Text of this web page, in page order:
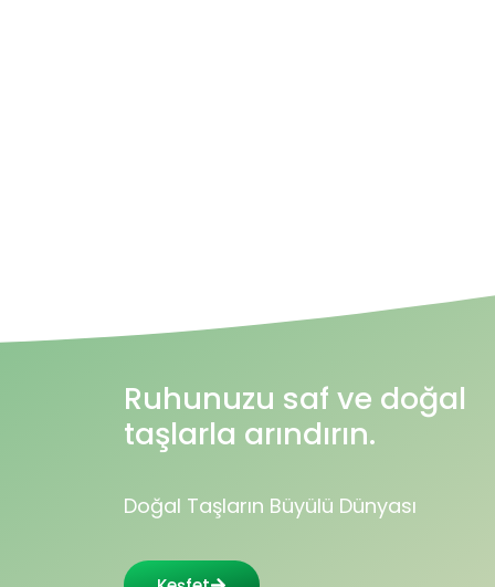
Ruhunuzu saf ve doğal
taşlarla arındırın.
Doğal Taşların Büyülü Dünyası